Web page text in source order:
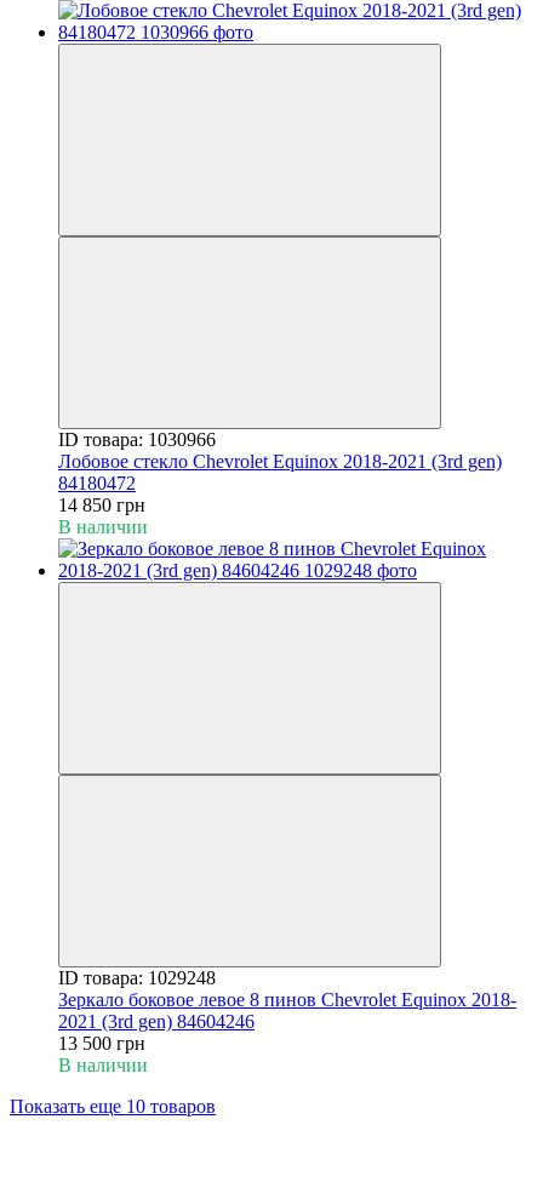
ID товара: 1030966
Лобовое стекло Chevrolet Equinox 2018-2021 (3rd gen)
84180472
14 850 грн
В наличии
ID товара: 1029248
Зеркало боковое левое 8 пинов Chevrolet Equinox 2018-
2021 (3rd gen) 84604246
13 500 грн
В наличии
Показать еще 10 товаров